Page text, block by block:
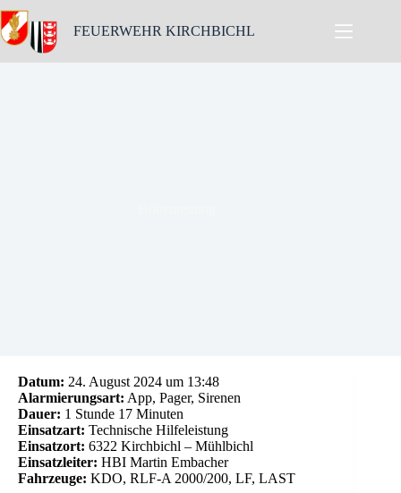
Skip
to
content
FEUERWEHR KIRCHBICHL
Datum: 24. August 2024 um 13:48
Alarmierungsart: App, Pager, Sirenen
Dauer: 1 Stunde 17 Minuten
Einsatzart: Technische Hilfeleistung
Einsatzort: 6322 Kirchbichl – Mühlbichl
Einsatzleiter: HBI Martin Embacher
Fahrzeuge: KDO, RLF-A 2000/200, LF, LAST